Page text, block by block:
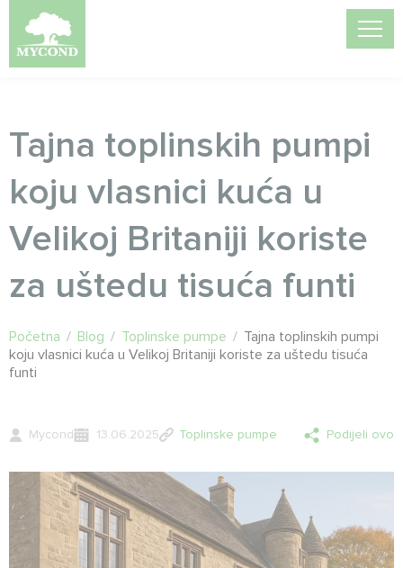
Tajna toplinskih pumpi
koju vlasnici kuća u
Velikoj Britaniji koriste
za uštedu tisuća funti
Početna / Blog / Toplinske pumpe / Tajna toplinskih pumpi
koju vlasnici kuća u Velikoj Britaniji koriste za uštedu tisuća
funti
Mycond 13.06.2025 Toplinske pumpe Podijeli ovo